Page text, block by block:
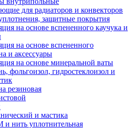
для радиаторов и конвекторов
защитные покрытия
на основе вспененного каучука и
на основе вспененного
и аксессуары
на основе минеральной ваты
фольгоизол, гидростеклоизол и
резиновая
и мастика
нить уплотнительная